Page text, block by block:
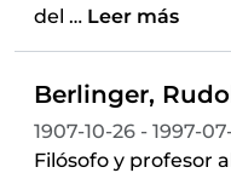
del … Leer más
Berlinger,
1907-10-26 - 1997-
Filósofo y profesor